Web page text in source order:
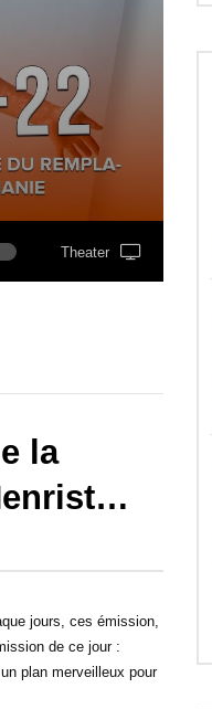
Theater
la
jours, ces émission,
de ce jour :
plan merveilleux pour